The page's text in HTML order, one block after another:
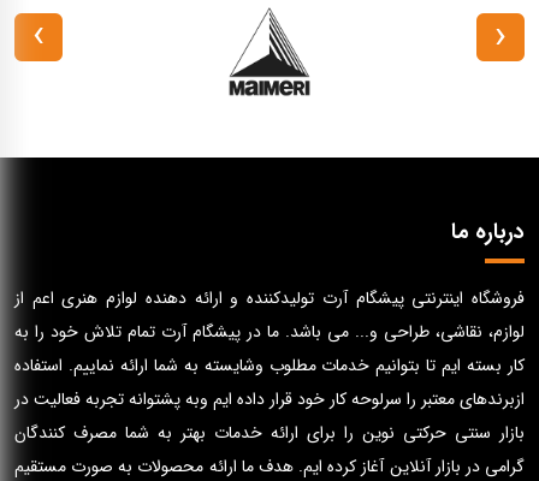
‹
›
درباره ما
فروشگاه اینترنتی پیشگام آرت تولیدکننده و ارائه دهنده لوازم هنری اعم از
لوازم، نقاشی، طراحی و... می باشد. ما در پیشگام آرت تمام تلاش خود را به
کار بسته ایم تا بتوانیم خدمات مطلوب وشایسته به شما ارائه نماییم. استفاده
ازبرندهای معتبر را سرلوحه کار خود قرار داده ایم وبه پشتوانه تجربه فعالیت در
بازار سنتی حرکتی نوین را برای ارائه خدمات بهتر به شما مصرف کنندگان
گرامی در بازار آنلاین آغاز کرده ایم. هدف ما ارائه محصولات به صورت مستقیم